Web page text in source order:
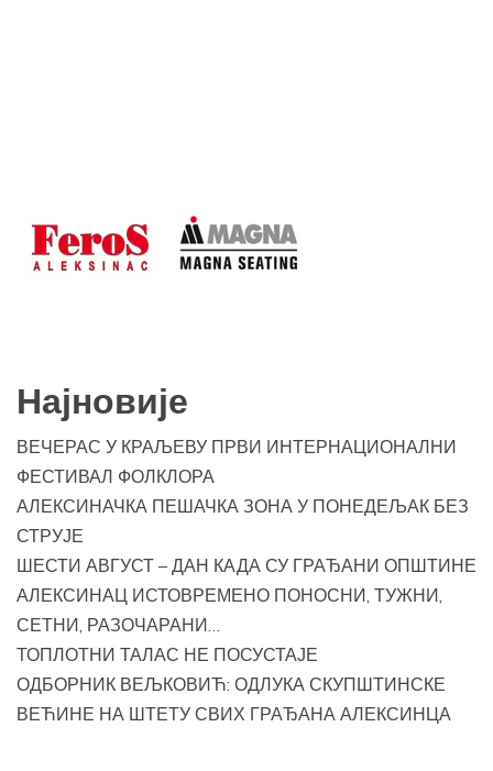
Најновије
ВЕЧЕРАС У КРАЉЕВУ ПРВИ ИНТЕРНАЦИОНАЛНИ
ФЕСТИВАЛ ФОЛКЛОРА
АЛЕКСИНАЧКА ПЕШАЧКА ЗОНА У ПОНЕДЕЉАК БЕЗ
СТРУЈЕ
ШЕСТИ АВГУСТ – ДАН КАДА СУ ГРАЂАНИ ОПШТИНЕ
АЛЕКСИНАЦ ИСТОВРЕМЕНО ПОНОСНИ, ТУЖНИ,
СЕТНИ, РАЗОЧАРАНИ…
ТОПЛОТНИ ТАЛАС НЕ ПОСУСТАЈЕ
ОДБОРНИК ВЕЉКОВИЋ: ОДЛУКА СКУПШТИНСКЕ
ВЕЋИНЕ НА ШТЕТУ СВИХ ГРАЂАНА АЛЕКСИНЦА